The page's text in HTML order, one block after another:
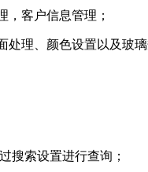
客户信息管理；
理、颜色设置以及玻璃
搜索设置进行查询；